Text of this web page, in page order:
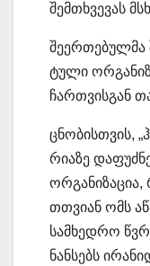
შემ­თხვე­ვას
შე­ერ­თე­ბულ­მა
ტუ­ლი
ჩარ­თვის­გან
ცნო­ბის­თვის,
რი­ა­ზე
თთვი­ან ომს
სამ­ხედ­რო
ნან­სებს